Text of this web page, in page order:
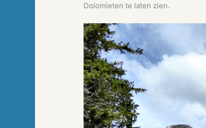
Dolomieten te laten zien.